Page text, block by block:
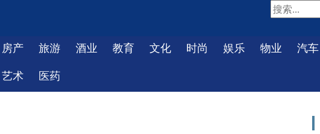
房产 旅游 酒业 教育 文化 时尚 娱乐 物业 汽车
艺术 医药